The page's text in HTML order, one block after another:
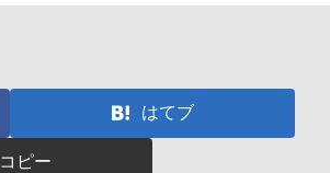
はてブ
コピー